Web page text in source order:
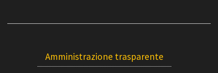
Amministrazione trasparente